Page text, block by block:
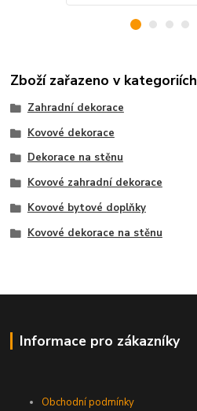
Zboží zařazeno v kategoriích
Zahradní dekorace
Kovové dekorace
Dekorace na stěnu
Kovové zahradní dekorace
Kovové bytové doplňky
Kovové dekorace na stěnu
Informace pro zákazníky
Obchodní podmínky